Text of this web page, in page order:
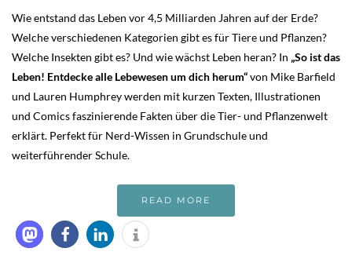
Wie entstand das Leben vor 4,5 Milliarden Jahren auf der Erde?
Welche verschiedenen Kategorien gibt es für Tiere und Pflanzen?
Welche Insekten gibt es? Und wie wächst Leben heran? In „So ist das
Leben! Entdecke alle Lebewesen um dich herum“von Mike Barfield
und Lauren Humphrey werden mit kurzen Texten, Illustrationen
und Comics faszinierende Fakten über die Tier- und Pflanzenwelt
erklärt. Perfekt für Nerd-Wissen in Grundschule und
weiterführender Schule.
READ MORE